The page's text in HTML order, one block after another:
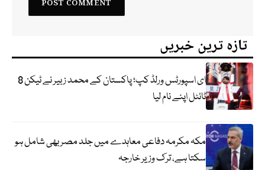
تازہ ترین خبریں
ای اسپورٹس ورلڈ کپ؛ پاکستان کے محمد زبیر نے ٹیکن 8
ٹائٹل اپنے نام لیا
مکہ مکرمہ دفاعی معاہدے میں جلد مصر بھی شامل ہو
سکتا ہے، ترک وزیر خارجہ